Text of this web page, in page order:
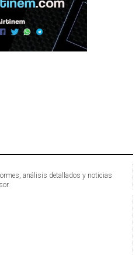
análisis detallados y noticias